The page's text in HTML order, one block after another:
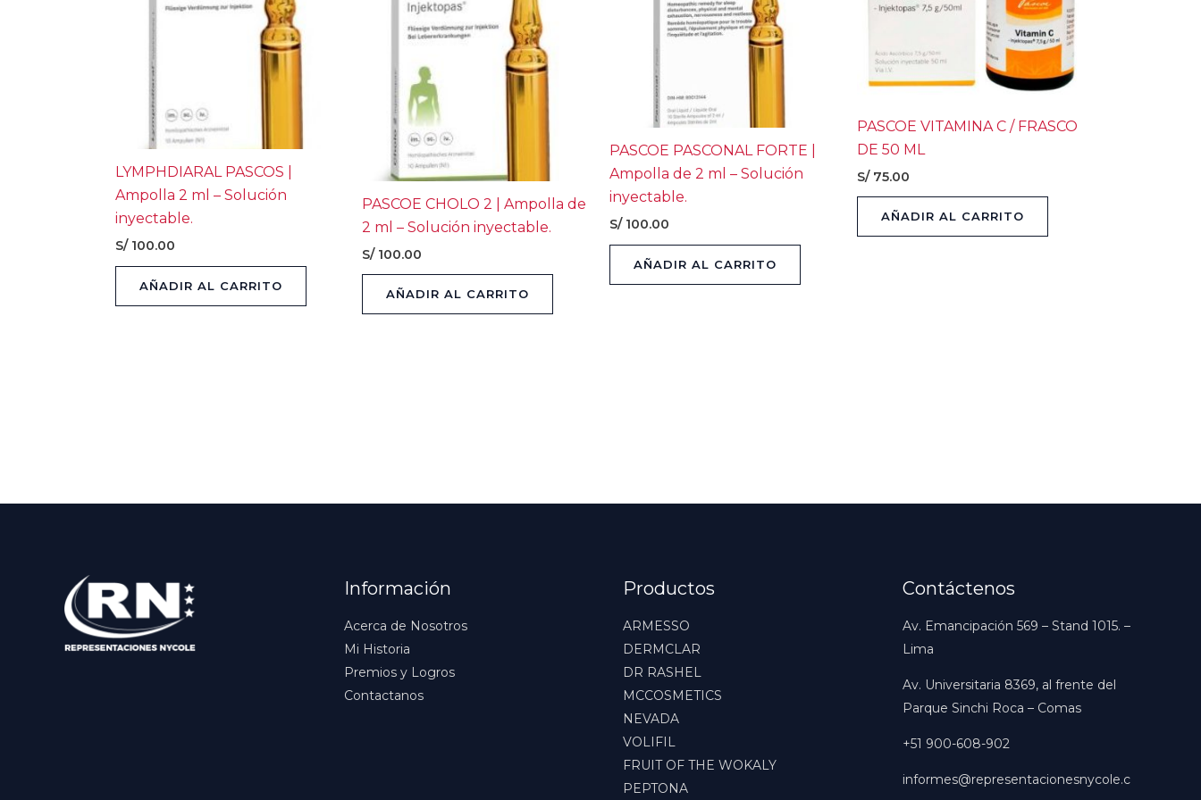
LYMPHDIARAL PASCOS |
Ampolla 2 ml – Solución
inyectable.
S/100.00
AÑADIR AL CARRITO
PASCOE CHOLO 2 | Ampolla de
2 ml – Solución inyectable.
S/100.00
AÑADIR AL CARRITO
PASCOE PASCONAL FORTE |
Ampolla de 2 ml – Solución
inyectable.
S/100.00
AÑADIR AL CARRITO
PASCOE VITAMINA C / FRASCO
DE 50 ML
S/75.00
AÑADIR AL CARRITO
Información
Acerca de Nosotros
Mi Historia
Premios y Logros
Contactanos
Productos
ARMESSO
DERMCLAR
DR RASHEL
MCCOSMETICS
NEVADA
VOLIFIL
FRUIT OF THE WOKALY
PEPTONA
Contáctenos
Av. Emancipación 569 – Stand 1015. –
Lima
Av. Universitaria 8369, al frente del
Parque Sinchi Roca – Comas
+51 900-608-902
informes@representacionesnycole.c